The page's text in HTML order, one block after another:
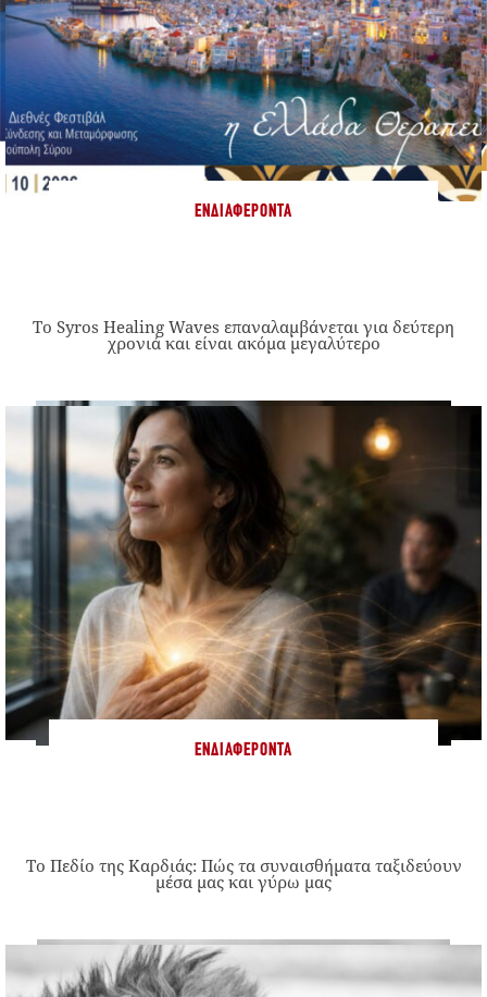
ΕΝΔΙΑΦΈΡΟΝΤΑ
Το Syros Healing Waves επαναλαμβάνεται για δεύτερη
χρονιά και είναι ακόμα μεγαλύτερο
ΕΝΔΙΑΦΈΡΟΝΤΑ
Το Πεδίο της Καρδιάς: Πώς τα συναισθήματα ταξιδεύουν
μέσα μας και γύρω μας